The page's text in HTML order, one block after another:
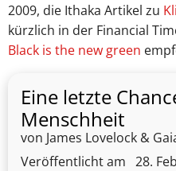
2009, die Ithaka Artikel zu
kürzlich in der Financial
Black is the new green
Eine letzte
Menschheit
von James Lovelock &
Veröffentlicht am 28.